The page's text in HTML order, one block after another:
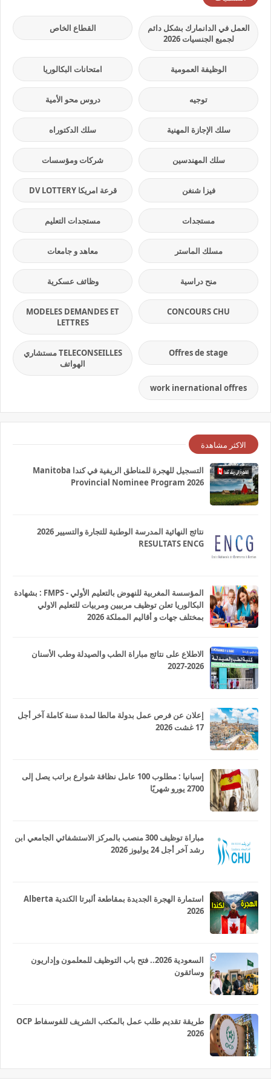
العمل في الدانمارك بشكل دائم
لجميع الجنسيات 2026
القطاع الخاص
الوظيفة العمومية امتحانات البكالوريا
توجيه دروس محو الأمية
سلك الإجازة المهنية سلك الدكتوراه
سلك المهندسين شركات ومؤسسات
فيزا شنغن قرعة امريكا DV LOTTERY
مستجدات مستجدات التعليم
مسلك الماستر معاهد و جامعات
منح دراسية وظائف عسكرية
CONCOURS CHU
MODELES DEMANDES ET
LETTRES
Offres de stage
TELECONSEILLES مستشاري
الهواتف
work inernational offres
الاكثر مشاهدة
التسجيل للهجرة للمناطق الريفية في كندا Manitoba
Provincial Nominee Program 2026
نتائج النهائية المدرسة الوطنية للتجارة والتسيير 2026
RESULTATS ENCG
المؤسسة المغربية للنهوض بالتعليم الأولي - FMPS : بشهادة
البكالوريا تعلن توظيف مربيين ومربيات للتعليم الاولي
بمختلف جهات و أقاليم المملكة 2026
الاطلاع على نتائج مباراة الطب والصيدلة وطب الأسنان
2026-2027
إعلان عن فرص عمل بدولة مالطا لمدة سنة كاملة آخر أجل
17 غشت 2026
إسبانيا : مطلوب 100 عامل نظافة شوارع براتب يصل إلى
2700 يورو شهريًا
مباراة توظيف 300 منصب بالمركز الاستشفائي الجامعي ابن
رشد آخر أجل 24 يوليوز 2026
استمارة الهجرة الجديدة بمقاطعة ألبرتا الكندية Alberta
2026
السعودية 2026.. فتح باب التوظيف للمعلمون وإداريون
وسائقون
طريقة تقديم طلب عمل بالمكتب الشريف للفوسفاط OCP
2026